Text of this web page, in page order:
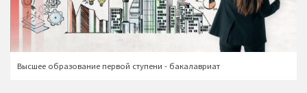
Высшее образование первой ступени - бакалавриат